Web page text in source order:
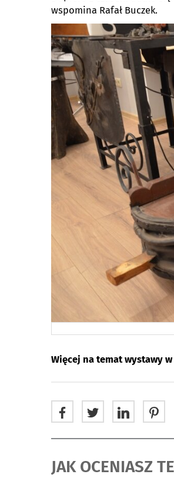
wspomina Rafał Buczek.
Więcej na temat wystawy
JAK OCENIASZ